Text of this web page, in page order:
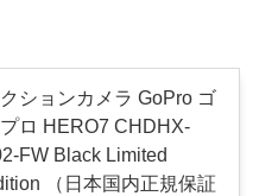
ションカメラ GoPro ゴ
ロ HERO7 CHDHX-
FW Black Limited
（日本国内正規保証